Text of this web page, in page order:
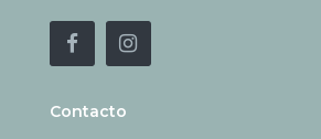
Contacto